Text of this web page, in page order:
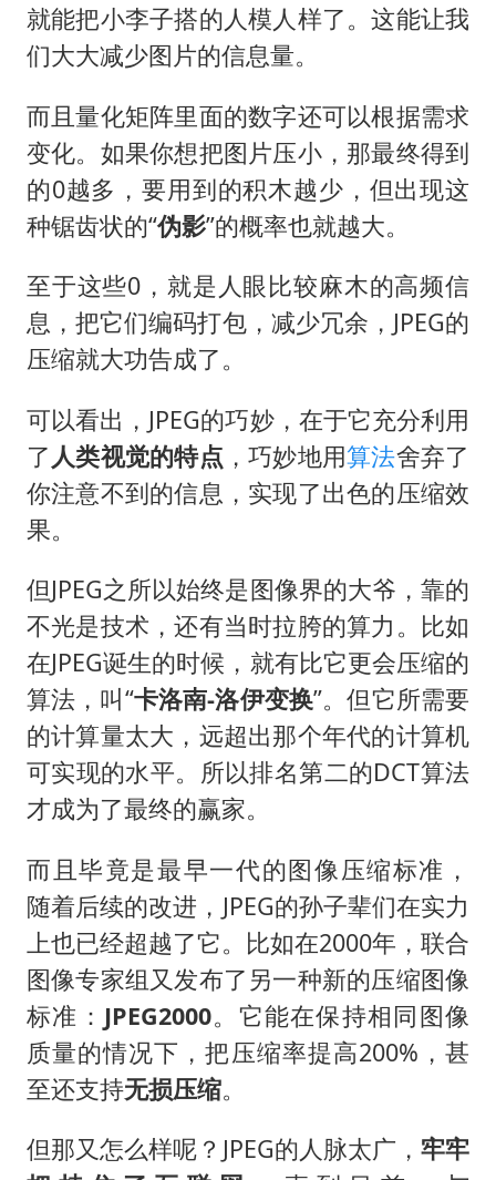
就能把小李子搭的人模人样了。这能让我
们大大减少图片的信息量。
而且量化矩阵里面的数字还可以根据需求
变化。如果你想把图片压小，那最终得到
的0越多，要用到的积木越少，但出现这
种锯齿状的“伪影”的概率也就越大。
至于这些0，就是人眼比较麻木的高频信
息，把它们编码打包，减少冗余，JPEG的
压缩就大功告成了。
可以看出，JPEG的巧妙，在于它充分利用
了人类视觉的特点 ，巧妙地用算法舍弃了
你注意不到的信息，实现了出色的压缩效
果。
但JPEG之所以始终是图像界的大爷，靠的
不光是技术，还有当时拉胯的算力。比如
在JPEG诞生的时候，就有比它更会压缩的
算法，叫“卡洛南-洛伊变换”。但它所需要
的计算量太大，远超出那个年代的计算机
可实现的水平。所以排名第二的DCT算法
才成为了最终的赢家。
而且毕竟是最早一代的图像压缩标准，
随着后续的改进，JPEG的孙子辈们在实力
上也已经超越了它。比如在2000年，联合
图像专家组又发布了另一种新的压缩图像
标准： JPEG2000。它能在保持相同图像
质量的情况下，把压缩率提高200%，甚
至还支持无损压缩。
但那又怎么样呢？JPEG的人脉太广，牢牢